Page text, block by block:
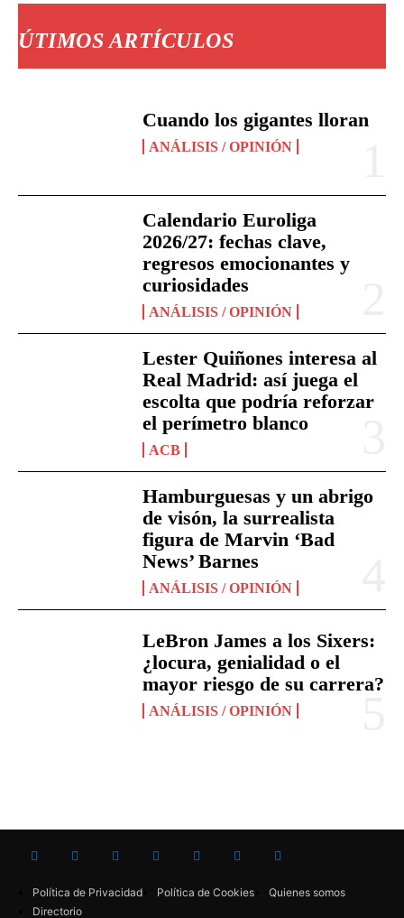
ÚTIMOS ARTÍCULOS
Cuando los gigantes lloran
ANÁLISIS / OPINIÓN
Calendario Euroliga
2026/27: fechas clave,
regresos emocionantes y
curiosidades
ANÁLISIS / OPINIÓN
Lester Quiñones interesa al
Real Madrid: así juega el
escolta que podría reforzar
el perímetro blanco
ACB
Hamburguesas y un abrigo
de visón, la surrealista
figura de Marvin ‘Bad
News’ Barnes
ANÁLISIS / OPINIÓN
LeBron James a los Sixers:
¿locura, genialidad o el
mayor riesgo de su carrera?
ANÁLISIS / OPINIÓN
Política de Privacidad Política de Cookies
Quienes somos
Directorio